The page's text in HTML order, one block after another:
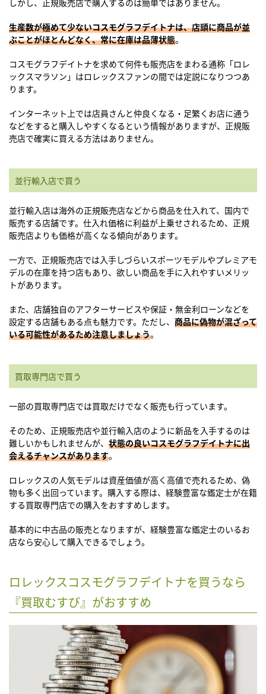
しかし、正規販売店で購入するのは簡単ではありません。
生産数が極めて少ないコスモグラフデイトナは、店頭に商品が並
ぶことがほとんどなく、常に在庫は品薄状態。
コスモグラフデイトナを求めて何件も販売店をまわる通称「ロレ
ックスマラソン」はロレックスファンの間では定説になりつつあ
ります。
インターネット上では店員さんと仲良くなる・足繁くお店に通う
などをすると購入しやすくなるという情報がありますが、正規販
売店で確実に買える方法はありません。
並行輸入店で買う
並行輸入店は海外の正規販売店などから商品を仕入れて、国内で
販売する店舗です。仕入れ価格に利益が上乗せされるため、正規
販売店よりも価格が高くなる傾向があります。
一方で、正規販売店では入手しづらいスポーツモデルやプレミアモ
デルの在庫を持つ店もあり、欲しい商品を手に入れやすいメリッ
トがあります。
また、店舗独自のアフターサービスや保証・無金利ローンなどを
設定する店舗もある点も魅力です。ただし、 商品に偽物が混ざって
いる可能性があるため注意しましょう。
買取専門店で買う
一部の買取専門店では買取だけでなく販売も行っています。
そのため、正規販売店や並行輸入店のように新品を入手するのは
難しいかもしれませんが、 状態の良いコスモグラフデイトナに出
会えるチャンスがあります。
ロレックスの人気モデルは資産価値が高く高値で売れるため、偽
物も多く出回っています。購入する際は、経験豊富な鑑定士が在籍
する買取専門店での購入をおすすめします。
基本的に中古品の販売となりますが、経験豊富な鑑定士のいるお
店なら安心して購入できるでしょう。
ロレックスコスモグラフデイトナを買うなら
『買取むすび』がおすすめ